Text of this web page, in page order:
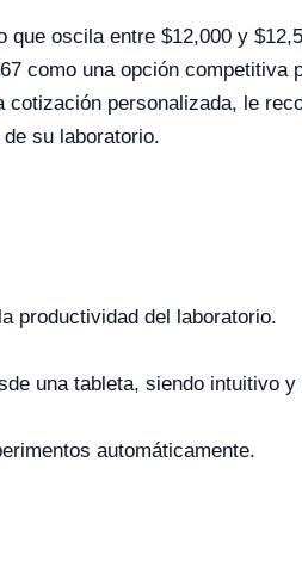
oscila entre $12,000 y
como una opción competitiva
personalizada, le
su laboratorio.
productividad del laboratorio.
una tableta, siendo intuitivo y
automáticamente.